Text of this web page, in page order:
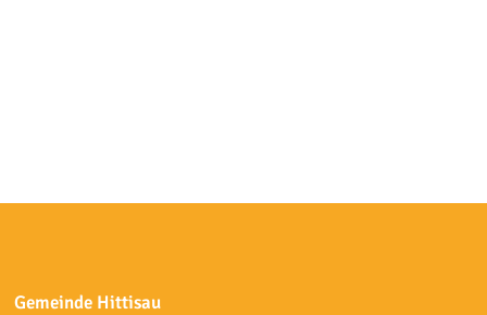
Gemeinde Hittisau